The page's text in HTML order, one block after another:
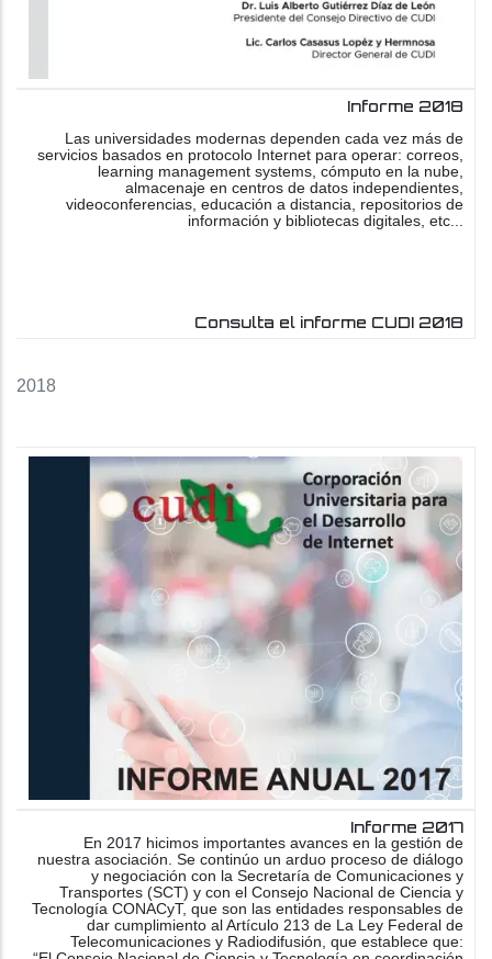
2018
Informe 2018
Las universidades modernas dependen cada vez más de
servicios basados en protocolo Internet para operar: correos,
learning management systems, cómputo en la nube,
almacenaje en centros de datos independientes,
videoconferencias, educación a distancia, repositorios de
información y bibliotecas digitales, etc...
Consulta el informe CUDI 2018
Informe 2017
En 2017 hicimos importantes avances en la gestión de
nuestra asociación. Se continúo un arduo proceso de diálogo
y negociación con la Secretaría de Comunicaciones y
Transportes (SCT) y con el Consejo Nacional de Ciencia y
Tecnología CONACyT, que son las entidades responsables de
dar cumplimiento al Artículo 213 de La Ley Federal de
Telecomunicaciones y Radiodifusión, que establece que: